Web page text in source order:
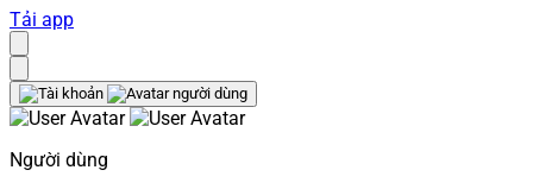
Tải app
Người dùng